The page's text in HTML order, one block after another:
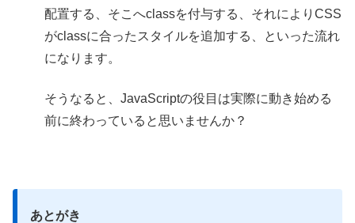
配置する、そこへclassを付与する、それによりCSS
がclassに合ったスタイルを追加する、といった流れ
になります。
そうなると、JavaScriptの役目は実際に動き始める
前に終わっていると思いませんか？
あとがき